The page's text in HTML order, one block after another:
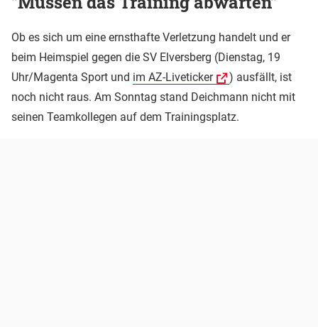
Ob es sich um eine ernsthafte Verletzung handelt und er
beim Heimspiel gegen die SV Elversberg (Dienstag, 19
Uhr/Magenta Sport und im AZ-Liveticker
) ausfällt, ist
noch nicht raus. Am Sonntag stand Deichmann nicht mit
seinen Teamkollegen auf dem Trainingsplatz.